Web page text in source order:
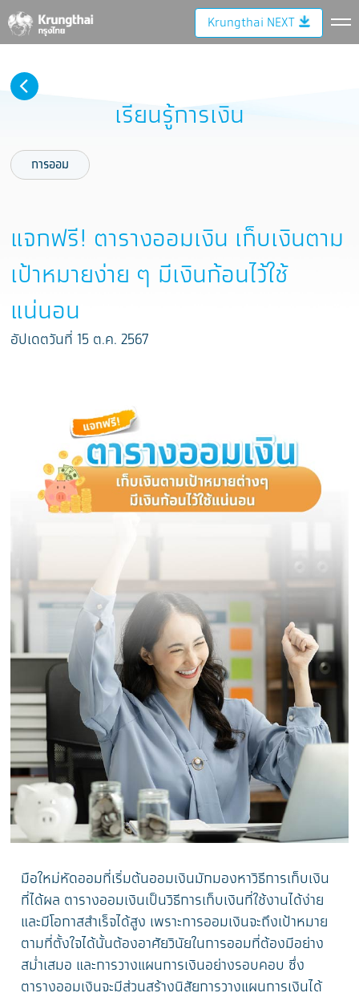
Krungthai NEXT
เรียนรู้การเงิน
การออม
แจกฟรี! ตารางออมเงิน เก็บเงินตาม
เป้าหมายง่าย ๆ มีเงินก้อนไว้ใช้
แน่นอน
อัปเดตวันที่ 15 ต.ค. 2567
มือใหม่หัดออมที่เริ่มต้นออมเงินมักมองหาวิธีการเก็บเงิน
ที่ได้ผล ตารางออมเงินเป็นวิธีการเก็บเงินที่ใช้งานได้ง่าย
และมีโอกาสสำเร็จได้สูง เพราะการออมเงินจะถึงเป้าหมาย
ตามที่ตั้งใจได้นั้นต้องอาศัยวินัยในการออมที่ต้องมีอย่าง
สม่ำเสมอ และการวางแผนการเงินอย่างรอบคอบ ซึ่ง
ตารางออมเงินจะมีส่วนสร้างนิสัยการวางแผนการเงินได้